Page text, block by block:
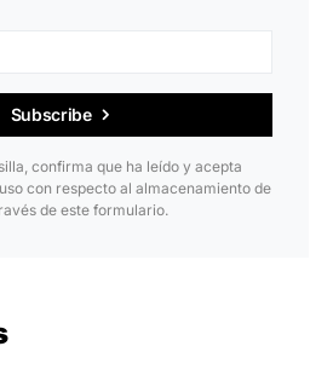
Subscribe
confirma que ha leído y acepta
con respecto al almacenamiento de
de este formulario.